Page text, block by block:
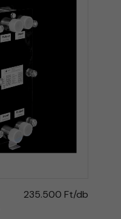
235.500 Ft/db